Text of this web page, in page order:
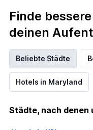
Finde
deinen
Beliebte Städte
Hotels in Maryland
Städte, nach denen